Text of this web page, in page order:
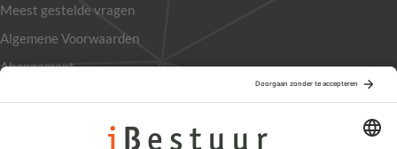
Meest gestelde vragen
Algemene Voorwaarden
Abonnement